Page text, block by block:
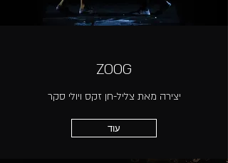
ZOOG
יצירה מאת צליל-חן זקס ויולי סקר
עוד